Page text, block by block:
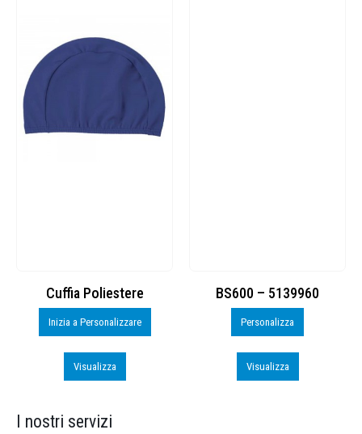
Cuffia Poliestere
Inizia a Personalizzare
Visualizza
BS600 – 5139960
Personalizza
Visualizza
I nostri servizi